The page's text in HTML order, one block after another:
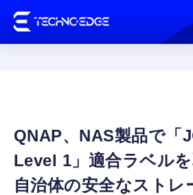
AI
ガジェット
QNAP、NAS製品で「
Level 1」適合ラベル
自治体の安全なストレ